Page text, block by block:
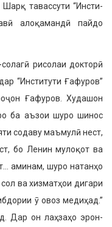
тавассути “Инсти­
алоқамандӣ пайдо
рисолаи докторӣ
“Институти Ғафуров”
Ғафу­ров. Худашон
ба аъзои шуро ши­нос
содаву маъмулӣ нест,
бо Ленин мулоқот ва
аминам, шуро натанҳо
ва хизматҳои дигари
ӯ овоз медиҳад.”
Дар он лаҳзаҳо эрон­